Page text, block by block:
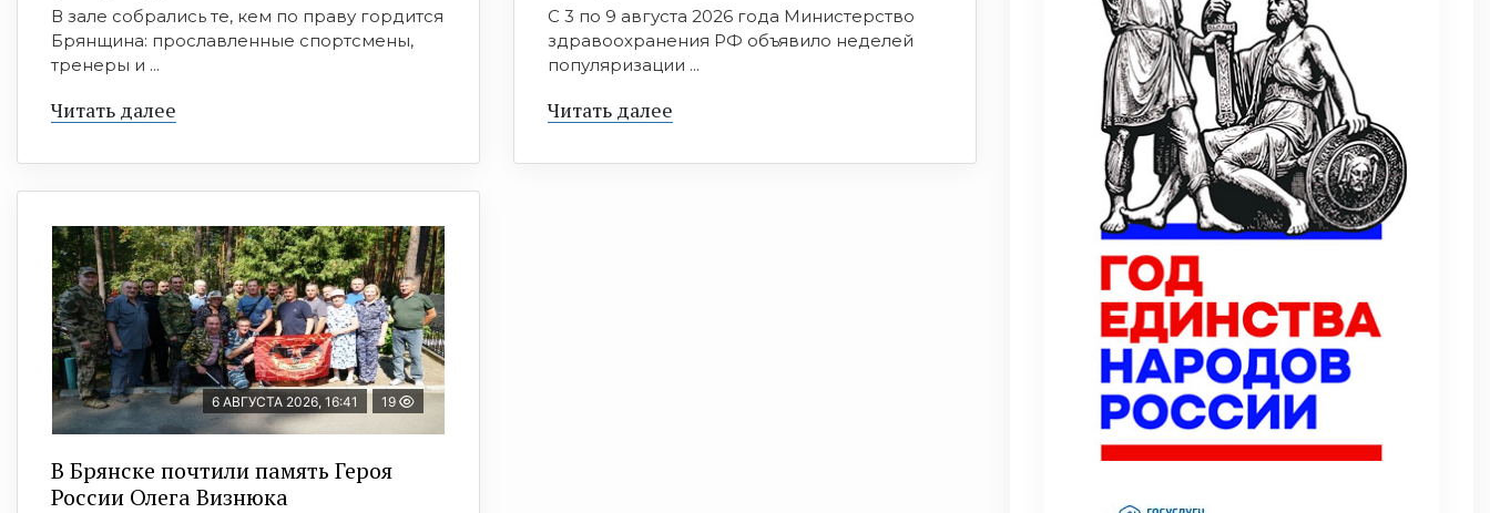
В зале собрались те, кем по праву гордится
Брянщина: прославленные спортсмены,
тренеры и ...
Читать далее
С 3 по 9 августа 2026 года Министерство
здравоохранения РФ объявило неделей
популяризации ...
Читать далее
6 АВГУСТА 2026, 16:41 19
В Брянске почтили память Героя
России Олега Визнюка